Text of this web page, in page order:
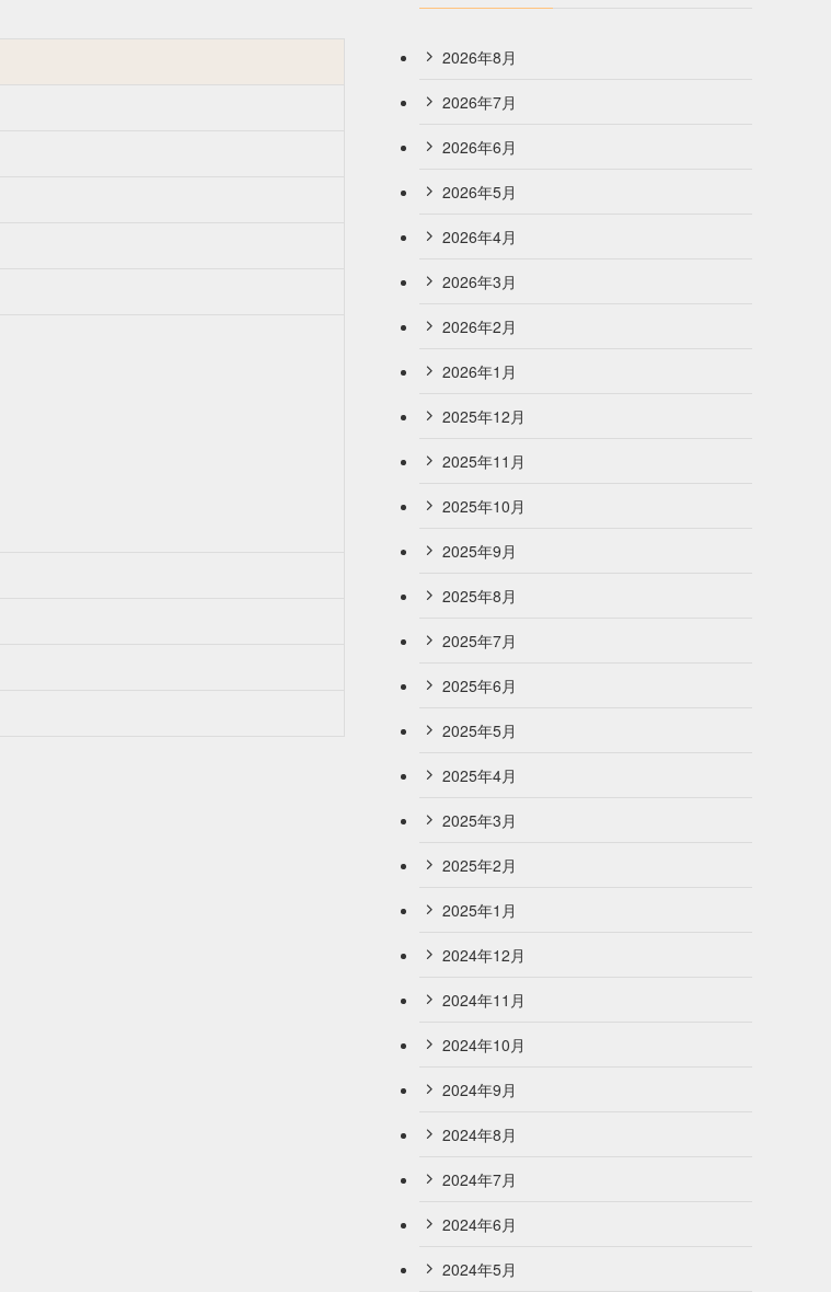
2026年8月
2026年7月
2026年6月
2026年5月
2026年4月
2026年3月
2026年2月
2026年1月
2025年12月
2025年11月
2025年10月
2025年9月
2025年8月
2025年7月
2025年6月
2025年5月
2025年4月
2025年3月
2025年2月
2025年1月
2024年12月
2024年11月
2024年10月
2024年9月
2024年8月
2024年7月
2024年6月
2024年5月